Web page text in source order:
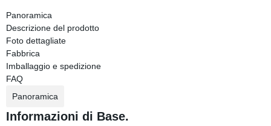
Panoramica
Descrizione del prodotto
Foto dettagliate
Fabbrica
Imballaggio e spedizione
FAQ
Panoramica
Informazioni di Base.